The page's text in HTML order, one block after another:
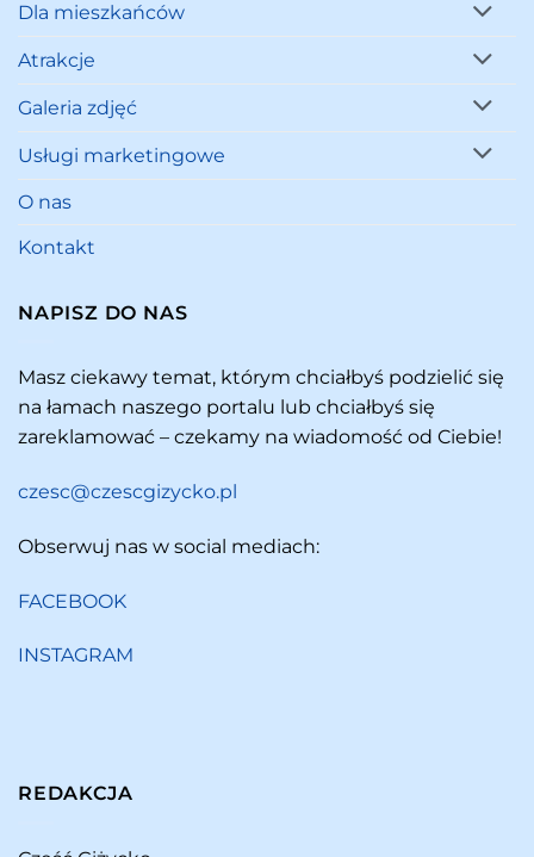
Dla mieszkańców
Atrakcje
Galeria zdjęć
Usługi marketingowe
O nas
Kontakt
NAPISZ DO NAS
Masz ciekawy temat, którym chciałbyś podzielić się
na łamach naszego portalu lub chciałbyś się
zareklamować – czekamy na wiadomość od Ciebie!
czesc@czescgizycko.pl
Obserwuj nas w social mediach:
FACEBOOK
INSTAGRAM
REDAKCJA